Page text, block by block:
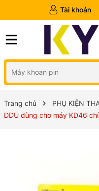
Tài khoản
Trang chủ PHỤ KIỆN
DDU dùng cho máy KD46